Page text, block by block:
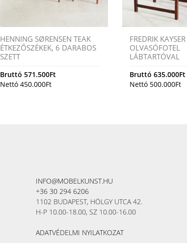
HENNING SØRENSEN TEAK
ÉTKEZŐSZÉKEK, 6 DARABOS
SZETT
Bruttó 571.500Ft
Nettó 450.000Ft
FREDRIK
OLVASÓFOTEL
LÁBTARTÓVAL
Bruttó635.000Ft
Nettó 500.000Ft
INFO@MOBELKUNST.HU
+36 30 294 6206
1102 BUDAPEST, HÖLGY UTCA 42.
H-P 10.00-18.00, SZ 10.00-16.00
ADATVÉDELMI NYILATKOZAT